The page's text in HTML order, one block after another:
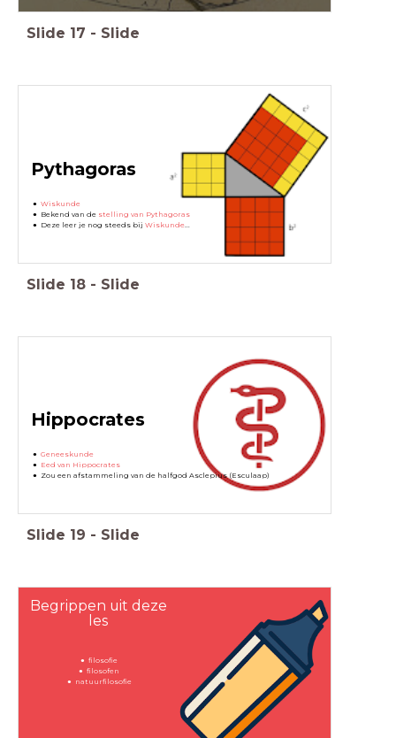
Slide 17 - Slide
Pythagoras
Wiskunde
Bekend van de stelling van Pythagoras
Deze leer je nog steeds bijWiskunde
Slide 18 - Slide
Hippocrates
Geneeskunde
Eed van Hippocrates
Zou een afstammeling van de halfgod Asclepius (Esculaap)
Slide 19 - Slide
Begrippen uit deze
les
filosofie
filosofen
natuurfilosofie